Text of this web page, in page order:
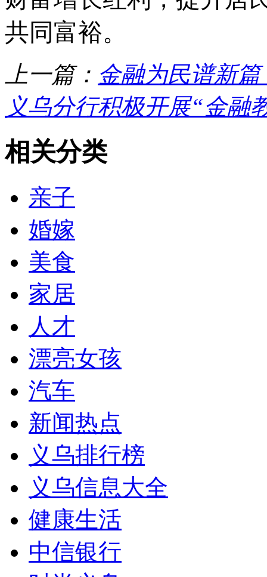
共同富裕。
上一篇： 金融为民谱新
义乌分行积极开展“金融
相关分类
亲子
婚嫁
美食
家居
人才
漂亮女孩
汽车
新闻热点
义乌排行榜
义乌信息大全
健康生活
中信银行